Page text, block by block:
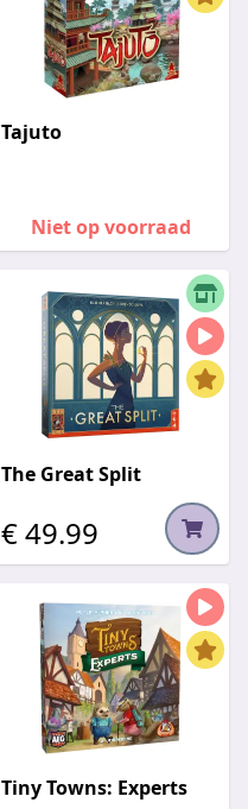
Tajuto
Niet op voorraad
The Great Split
€ 49.99
Tiny Towns: Experts